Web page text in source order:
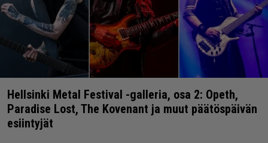
Hellsinki Metal Festival -galleria, osa 2: Opeth,
Paradise Lost, The Kovenant ja muut päätöspäivän
esiintyjät